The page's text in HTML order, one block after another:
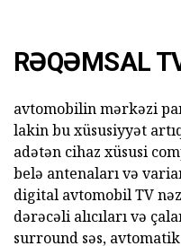
RƏQƏMSAL
avtomobilin mərkəzi
lakin bu xüsusiyyət
adətən cihaz xüsusi
belə antenaları və
digital avtomobil TV
dərəcəli alıcıları və
surround səs,